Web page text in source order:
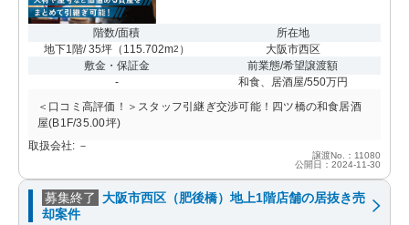
階数/面積
地下1階/ 35坪（ 115.702m2 ）
所在地
大阪市西区
敷金・保証金
-
前業態/希望譲渡額
和食、居酒屋/550万円
＜口コミ高評価！＞スタッフ引継ぎ交渉可能！四ツ橋の和食居酒
屋(B1F/35.00坪)
取扱会社: －
譲渡No.：11080
公開日：2024-11-30
募集終了
大阪市西区（肥後橋）地上1階店舗の居抜き売
却案件